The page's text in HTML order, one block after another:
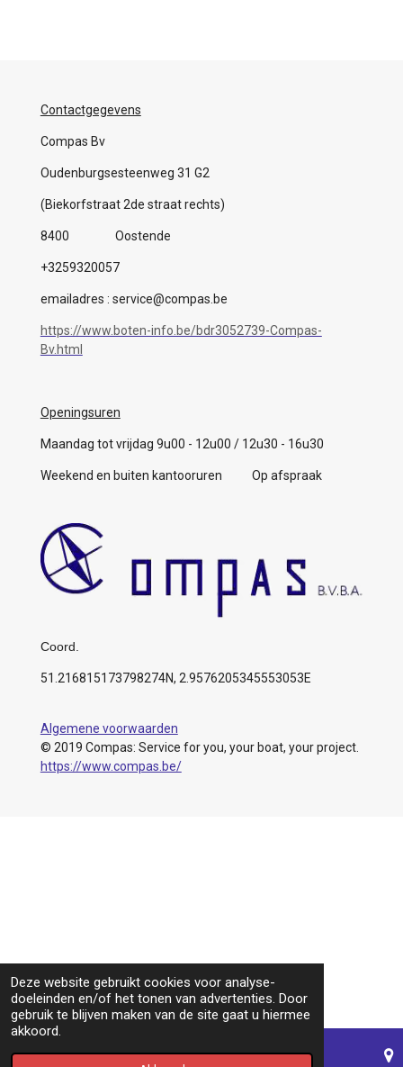
Deze website gebruikt cookies voor analyse-
doeleinden en/of het tonen van advertenties. Door
gebruik te blijven maken van de site gaat u hiermee
akkoord.
Contactgegevens
Compas Bv
Oudenburgsesteenweg 31 G2
(Biekorfstraat 2de straat rechts)
8400 Oostende
+3259320057
emailadres : service@compas.be
https://www.boten-info.be/bdr3052739-Compas-
Bv.html
Openingsuren
Maandag tot vrijdag 9u00 - 12u00 / 12u30 - 16u30
Weekend en buiten kantooruren Op afspraak
Coord.
51.216815173798274N, 2.9576205345553053E
Algemene voorwaarden
© 2019 Compas: Service for you, your boat, your project.
https://www.compas.be/